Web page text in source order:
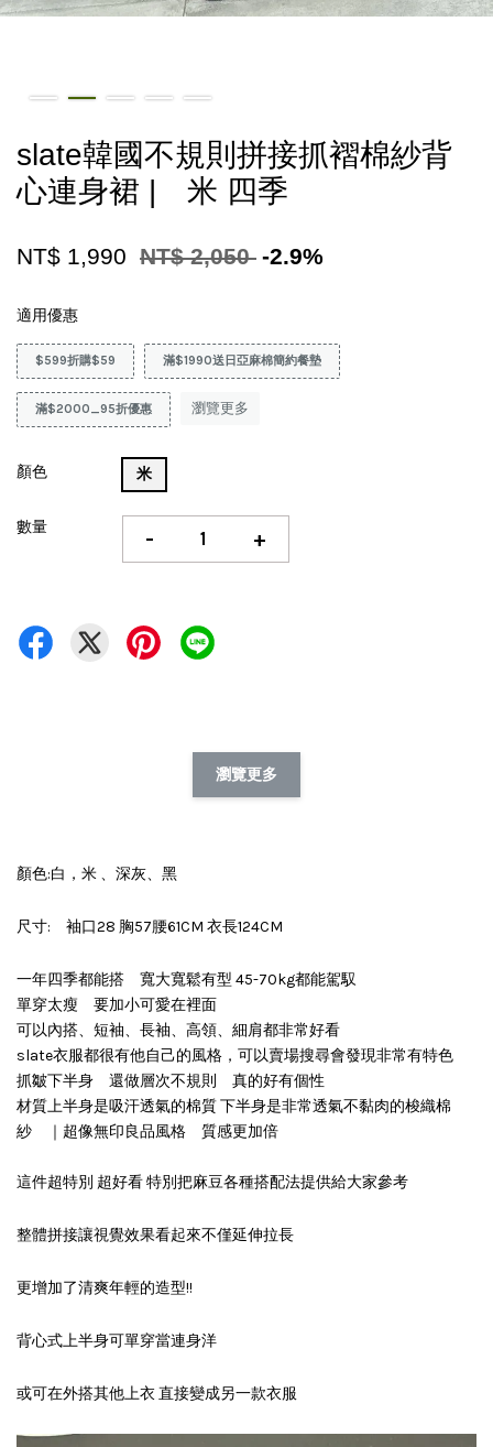
slate韓國不規則拼接抓褶棉紗背
心連身裙 | 米 四季
NT$ 1,990 NT$ 2,050 -2.9%
適用優惠
$599折購$59 滿$1990送日亞麻棉簡約餐墊
滿$2000_95折優惠 瀏覽更多
顏色 米
數量 - +
瀏覽更多
顏色:白，米 、深灰、黑
尺寸: 袖口28 胸57腰61CM 衣長124CM
一年四季都能搭 寬大寬鬆有型 45-70kg都能駕馭
單穿太瘦 要加小可愛在裡面
可以內搭、短袖、長袖、高領、細肩都非常好看
slate衣服都很有他自己的風格，可以賣場搜尋會發現非常有特色
抓皺下半身 還做層次不規則 真的好有個性
材質上半身是吸汗透氣的棉質 下半身是非常透氣不黏肉的梭織棉
紗 ｜超像無印良品風格 質感更加倍
這件超特別 超好看 特別把麻豆各種搭配法提供給大家參考
整體拼接讓視覺效果看起來不僅延伸拉長
更增加了清爽年輕的造型!!
背心式上半身可單穿當連身洋
或可在外搭其他上衣 直接變成另一款衣服